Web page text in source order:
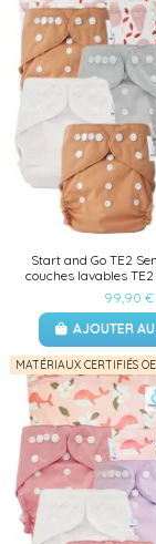
Start and Go TE2
couches lavables
99,90 €
AJOUTER
MATÉRIAUX CERTIFIÉS